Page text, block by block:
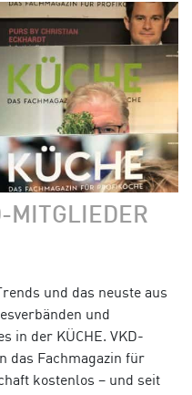
MITGLIEDER
und das neuste aus
und
in der KÜCHE. VKD-
das Fachmagazin für
kostenlos – und seit